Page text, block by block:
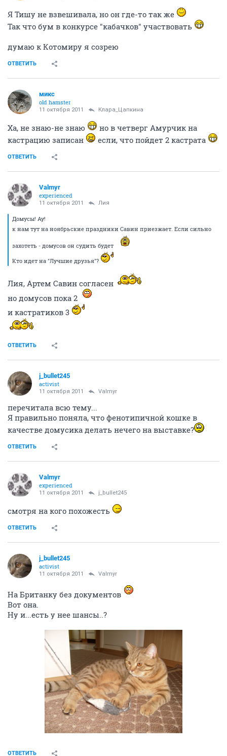
Я Тишу не взвешивала, но он где-то так же
Так что бум в конкурсе "кабачков" участвовать
думаю к Котомиру я созрею
ОТВЕТИТЬ
микс
old hamster
11 октября 2011 Клара_Цапкина
Ха, не знаю-не знаю
но в четверг Амурчик на
кастрацию записан
если, что пойдет 2 кастрата
ОТВЕТИТЬ
Valmyr
experienced
11 октября 2011 Лия
Домусы! Ау!
к нам тут на ноябрьские праздники Савин приезжает. Если сильно
захотеть - домусов он судить будет
Кто идет на "Лучшие друзья"?
Лия, Артем Савин согласен
но домусов пока 2
и кастратиков 3
ОТВЕТИТЬ
j_bullet245
activist
11 октября 2011 Valmyr
перечитала всю тему...
Я правильно поняла, что фенотипичной кошке в
качестве домусика делать нечего на выставке?
ОТВЕТИТЬ
Valmyr
experienced
11 октября 2011 j_bullet245
смотря на кого похожесть
ОТВЕТИТЬ
j_bullet245
activist
11 октября 2011 Valmyr
На Британку без документов
Вот она.
Ну и...есть у нее шансы..?
ОТВЕТИТЬ